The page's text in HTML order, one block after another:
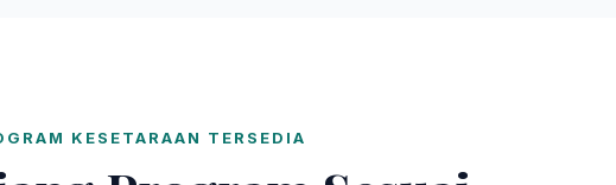
KESETARAAN TERSEDIA